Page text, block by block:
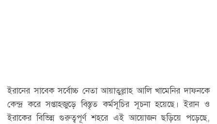
ইরানের সাবেক সর্বোচ্চ নেতা আয়াতুল্লাহ আলি খামেনির দাফনকে
কেন্দ্র করে সপ্তাহজুড়ে বিস্তৃত কর্মসূচির সূচনা হয়েছে। ইরান ও
ইরাকের বিভিন্ন গুরুত্বপূর্ণ শহরে এই আয়োজন ছড়িয়ে পড়েছে,